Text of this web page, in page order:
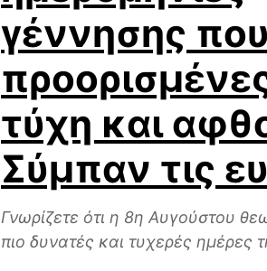
γέννησης που
τύχη και
Σύμπαν τις
Γνωρίζετε ότι η 8η Αυγούστου
πιο δυνατές και τυχερές ημέρες